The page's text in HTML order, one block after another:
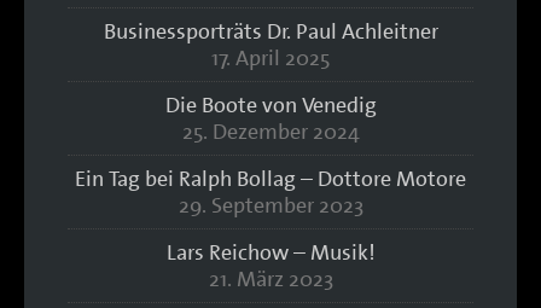
Businessporträts Dr. Paul Achleitner
17. April 2025
Die Boote von Venedig
25. Dezember 2024
Ein Tag bei Ralph Bollag – Dottore Motore
29. September 2023
Lars Reichow – Musik!
21. März 2023